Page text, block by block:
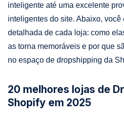
inteligente até uma excelente
inteligentes do site. Abaixo,
detalhada de cada loja: como
as torna memoráveis e por que
no espaço de dropshipping da
20 melhores lojas de
Shopify em 2025